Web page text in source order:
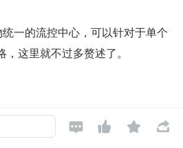
一的流控中心，可以针对于单个
这里就不过多赘述了。
首先是通过接口验签和时间校验
   